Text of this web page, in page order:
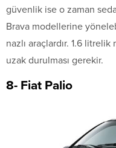
güvenlik ise o zaman
Brava modellerine
nazlı araçlardır. 1.6
uzak durulması gerekir.
8- Fiat Palio